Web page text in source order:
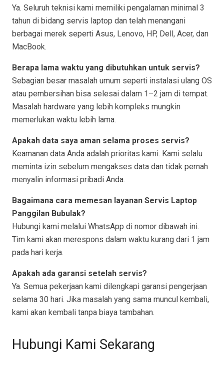
Ya. Seluruh teknisi kami memiliki pengalaman minimal 3
tahun di bidang servis laptop dan telah menangani
berbagai merek seperti Asus, Lenovo, HP, Dell, Acer, dan
MacBook.
Berapa lama waktu yang dibutuhkan untuk servis?
Sebagian besar masalah umum seperti instalasi ulang OS
atau pembersihan bisa selesai dalam 1–2 jam di tempat.
Masalah hardware yang lebih kompleks mungkin
memerlukan waktu lebih lama.
Apakah data saya aman selama proses servis?
Keamanan data Anda adalah prioritas kami. Kami selalu
meminta izin sebelum mengakses data dan tidak pernah
menyalin informasi pribadi Anda.
Bagaimana cara memesan layanan Servis Laptop
Panggilan Bubulak?
Hubungi kami melalui WhatsApp di nomor dibawah ini.
Tim kami akan merespons dalam waktu kurang dari 1 jam
pada hari kerja.
Apakah ada garansi setelah servis?
Ya. Semua pekerjaan kami dilengkapi garansi pengerjaan
selama 30 hari. Jika masalah yang sama muncul kembali,
kami akan kembali tanpa biaya tambahan.
Hubungi Kami Sekarang